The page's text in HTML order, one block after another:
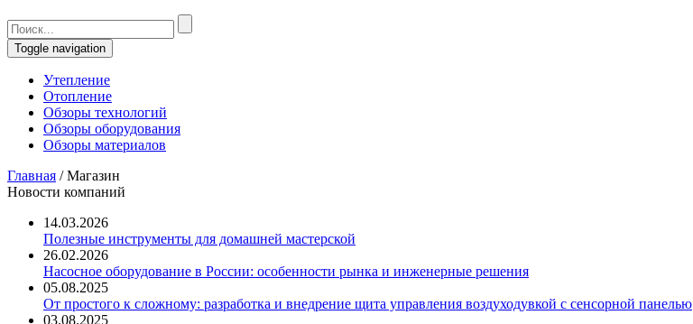
Toggle navigation
Утепление
Отопление
Обзоры технологий
Обзоры оборудования
Обзоры материалов
Главная /Магазин
Новости компаний
14.03.2026
Полезные инструменты для домашней мастерской
26.02.2026
Насосное оборудование в России: особенности рынка и инженерные решения
05.08.2025
От простого к сложному: разработка и внедрение щита управления воздуходувкой с сенсорной панелью
03.08.2025